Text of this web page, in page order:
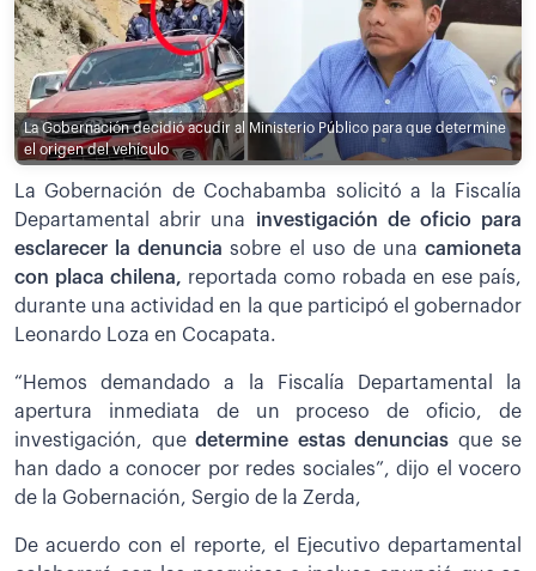
La Gobernación decidió acudir al Ministerio Público para que determine
el origen del vehículo
La Gobernación de Cochabamba solicitó a la Fiscalía
Departamental abrir una investigación de oficio para
esclarecer la denuncia sobre el uso de una camioneta
con placa chilena, reportada como robada en ese país,
durante una actividad en la que participó el gobernador
Leonardo Loza en Cocapata.
“Hemos demandado a la Fiscalía Departamental la
apertura inmediata de un proceso de oficio, de
investigación, que determine estas denuncias que se
han dado a conocer por redes sociales”, dijo el vocero
de la Gobernación, Sergio de la Zerda,
De acuerdo con el reporte, el Ejecutivo departamental